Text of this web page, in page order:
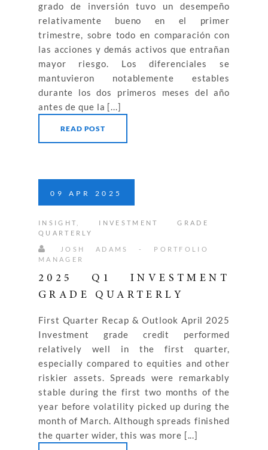
grado de inversión tuvo un desempeño
relativamente bueno en el primer
trimestre, sobre todo en comparación con
las acciones y demás activos que entrañan
mayor riesgo. Los diferenciales se
mantuvieron notablemente estables
durante los dos primeros meses del año
antes de que la [...]
READ POST
09 APR 2025
INSIGHT
INVESTMENT GRADE
QUARTERLY
JOSH ADAMS - PORTFOLIO
MANAGER
2025 Q1 INVESTMENT
GRADE QUARTERLY
First Quarter Recap & Outlook April 2025
Investment grade credit performed
relatively well in the first quarter,
especially compared to equities and other
riskier assets. Spreads were remarkably
stable during the first two months of the
year before volatility picked up during the
month of March. Although spreads finished
the quarter wider, this was more [...]